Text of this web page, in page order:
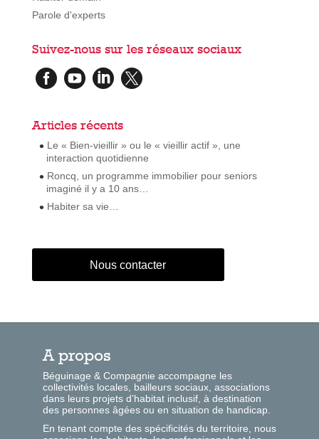
Parole d'experts
Suivez-nous sur les réseaux sociaux
   
Articles récents
Le « Bien-vieillir » ou le « vieillir actif », une
interaction quotidienne
Roncq, un programme immobilier pour seniors
imaginé il y a 10 ans…
Habiter sa vie…
Nous contacter
A propos
Béguinage & Compagnie accompagne les
collectivités locales, bailleurs sociaux, associations
dans leurs projets d’habitat inclusif, à destination
des personnes âgées ou en situation de handicap.
En tenant compte des spécificités du territoire, nous